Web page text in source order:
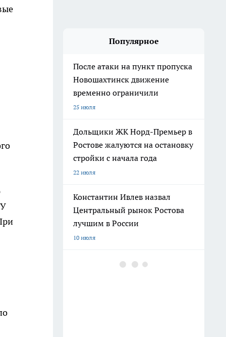
Популярное
После атаки на пункт пропуска
Новошахтинск движение
временно ограничили
25 июля
Дольщики ЖК Норд-Премьер в
Ростове жалуются на остановку
стройки с начала года
22 июля
Константин Ивлев назвал
Центральный рынок Ростова
лучшим в России
10 июля
Погибшего на СВО Андрея